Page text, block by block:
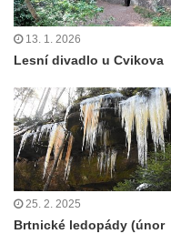
13. 1. 2026
Lesní divadlo u Cvikova
25. 2. 2025
Brtnické ledopády (únor